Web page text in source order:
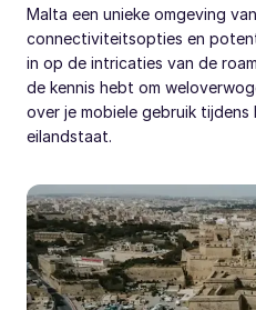
Malta een unieke omgeving
connectiviteitsopties en
in op de intricaties van de
de kennis hebt om
over je mobiele gebruik
eilandstaat.